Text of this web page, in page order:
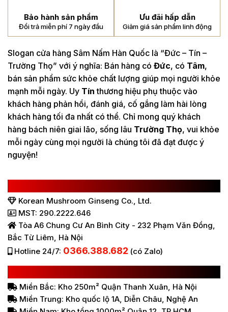
Bảo hành sản phẩm
Đổi trả miễn phí 7 ngày đầu
Ưu đãi hấp dẫn
Giảm giá sản phẩm linh động
Slogan cửa hàng Sâm Nấm Hàn Quốc là “Đức – Tín –
Trường Thọ” với ý nghĩa: Bán hàng có Đức, có Tâm,
bán sản phẩm sức khỏe chất lượng giúp mọi người khỏe
mạnh mỗi ngày. Uy Tín thương hiệu phụ thuộc vào
khách hàng phản hồi, đánh giá, cố gắng làm hài lòng
khách hàng tối đa nhất có thể. Chỉ mong quý khách
hàng bách niên giai lão, sống lâu Trường Thọ, vui khỏe
mỗi ngày cùng mọi người là chúng tôi đã đạt được ý
nguyện!
Korean Mushroom Ginseng Co., Ltd.
MST: 290.2222.646
Tòa A6 Chung Cư An Bình City - 232 Phạm Văn Đồng,
Bắc Từ Liêm, Hà Nội
Hotline 24/7: 0366.388.682 (có Zalo)
Miền Bắc: Kho 250m² Quận Thanh Xuân, Hà Nội
Miền Trung: Kho quốc lộ 1A, Diễn Châu, Nghệ An